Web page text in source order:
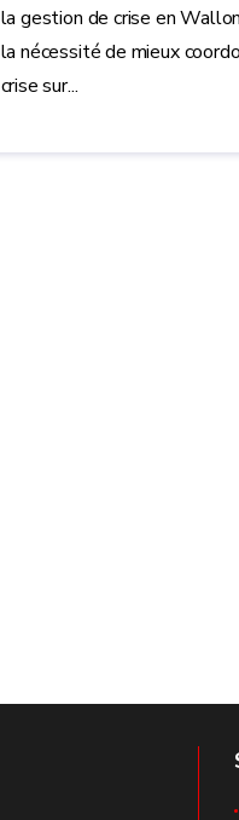
la gestion de crise en
la nécessité de mieux
crise sur...